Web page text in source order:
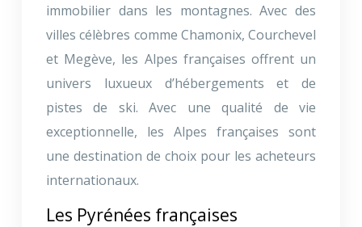
immobilier dans les montagnes. Avec des
villes célèbres comme Chamonix, Courchevel
et Megève, les Alpes françaises offrent un
univers luxueux d’hébergements et de
pistes de ski. Avec une qualité de vie
exceptionnelle, les Alpes françaises sont
une destination de choix pour les acheteurs
internationaux.
Les Pyrénées françaises